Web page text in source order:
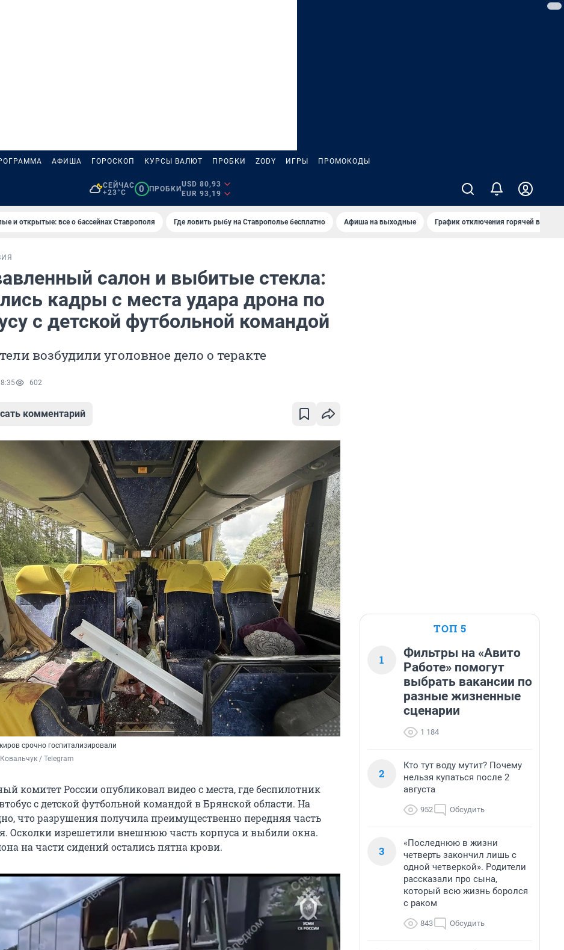
АФИША ГОРОСКОП КУРСЫ ВАЛЮТ ПРОБКИ ZODY ИГРЫ ПРОМОКОДЫ
СЕЙЧАС
+23°C
0 ПРОБКИ
USD 80,93
EUR 93,19
и открытые: все о бассейнах Ставрополя Где ловить рыбу на Ставрополье бесплатно Афиша на выходные График отключения горячей воды в
салон и выбитые стекла:
кадры с места удара дрона по
с детской футбольной командой
возбудили уголовное дело о теракте
602
комментарий
срочно госпитализировали
Ковальчук / Telegram
комитет России опубликовал видео с места, где беспилотник
с детской футбольной командой в Брянской области. На
что разрушения получила преимущественно передняя часть
Осколки изрешетили внешнюю часть корпуса и выбили окна.
на части сидений остались пятна крови.
ТОП 5
1
Фильтры на «Авито
Работе» помогут
выбрать вакансии по
разные жизненные
сценарии
1 184
2
Кто тут воду мутит? Почему
нельзя купаться после 2
августа
952 Обсудить
3
«Последнюю в жизни
четверть закончил лишь с
одной четверкой». Родители
рассказали про сына,
который всю жизнь боролся
с раком
843 Обсудить